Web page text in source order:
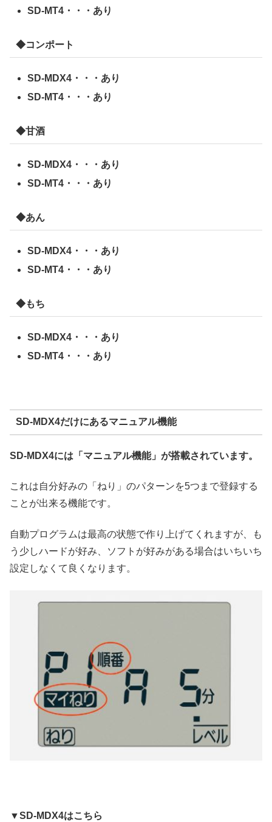
SD-MT4・・・あり
◆コンポート
SD-MDX4・・・あり
SD-MT4・・・あり
◆甘酒
SD-MDX4・・・あり
SD-MT4・・・あり
◆あん
SD-MDX4・・・あり
SD-MT4・・・あり
◆もち
SD-MDX4・・・あり
SD-MT4・・・あり
SD-MDX4だけにあるマニュアル機能
SD-MDX4には「マニュアル機能」が搭載されています。
これは自分好みの「ねり」のパターンを5つまで登録する
ことが出来る機能です。
自動プログラムは最高の状態で作り上げてくれますが、も
う少しハードが好み、ソフトが好みがある場合はいちいち
設定しなくて良くなります。
▼SD-MDX4はこちら